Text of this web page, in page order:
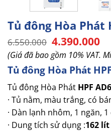
Tủ đông Hòa Phát
6.550.000 Giá
gốc
là:
6.550.000.
4.390.000Giá
tại
là:
(Giá đã bao gồm 10% VAT.
Tủ đông Hòa Phát
Tủ đông Hòa Phát HPF
· Tủ nằm, màu trắng, có
· Dàn lạnh nhôm, 1 ngăn,
· Dung tích sử dụng :162 lít